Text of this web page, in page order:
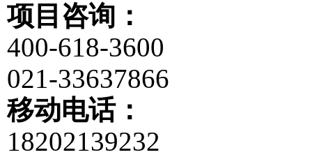
项目咨询：
400-618-3600
021-33637866
移动电话：
18202139232